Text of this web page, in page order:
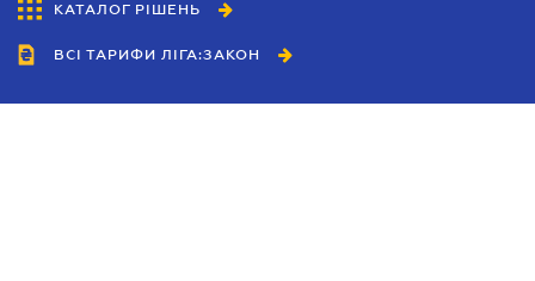
КАТАЛОГ РІШЕНЬ
ВСІ ТАРИФИ ЛІГА:ЗАКОН